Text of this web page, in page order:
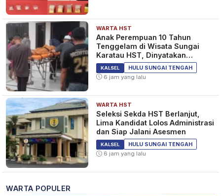
WARTA HST
Anak Perempuan 10 Tahun
Tenggelam di Wisata Sungai
Karatau HST, Dinyatakan
Meninggal Dunia
KALSEL
HULU SUNGAI TENGAH
6 jam yang lalu
WARTA HST
Seleksi Sekda HST Berlanjut,
Lima Kandidat Lolos Administrasi
dan Siap Jalani Asesmen
KALSEL
HULU SUNGAI TENGAH
6 jam yang lalu
WARTA POPULER